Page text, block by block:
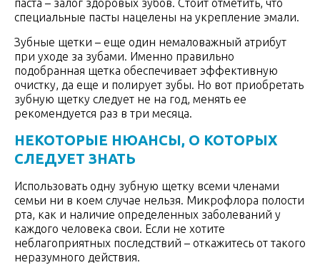
паста – залог здоровых зубов. Стоит отметить, что
специальные пасты нацелены на укрепление эмали.
Зубные щетки – еще один немаловажный атрибут
при уходе за зубами. Именно правильно
подобранная щетка обеспечивает эффективную
очистку, да еще и полирует зубы. Но вот приобретать
зубную щетку следует не на год, менять ее
рекомендуется раз в три месяца.
НЕКОТОРЫЕ НЮАНСЫ, О КОТОРЫХ
СЛЕДУЕТ ЗНАТЬ
Использовать одну зубную щетку всеми членами
семьи ни в коем случае нельзя. Микрофлора полости
рта, как и наличие определенных заболеваний у
каждого человека свои. Если не хотите
неблагоприятных последствий – откажитесь от такого
неразумного действия.